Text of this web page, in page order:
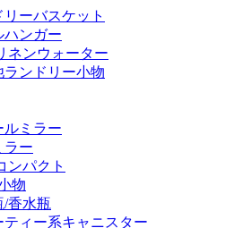
ーバスケット
ンガー
ネンウォーター
ンドリー小物
ミラー
ー
パクト
物
香水瓶
ィー系キャニスター